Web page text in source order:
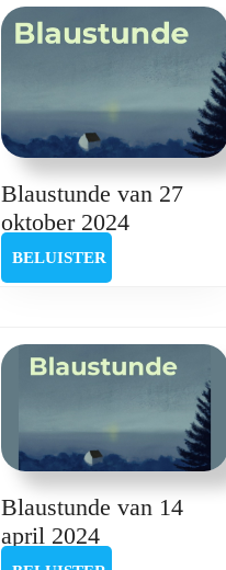
Blaustunde van 27
oktober 2024Blaustunde
BELUISTERBELUISTER
Blaustunde van 14
april 2024Blaustunde
van